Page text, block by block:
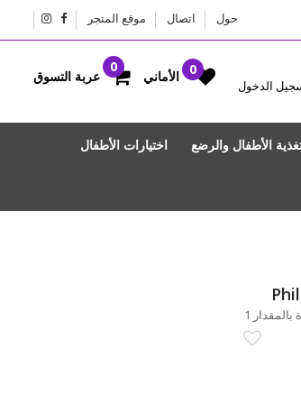
حول اتصال موقع المتجر
الأطفال والرضع اختيارات الأطفال
الدخول
الأماني عربة التسوق